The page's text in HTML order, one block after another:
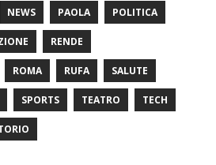
NEWS PAOLA POLITICA
RENDE
ROMA RUFA SALUTE
SPORTS TEATRO TECH